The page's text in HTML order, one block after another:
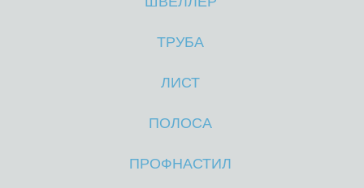
ТРУБА
ЛИСТ
ПОЛОСА
ПРОФНАСТИЛ